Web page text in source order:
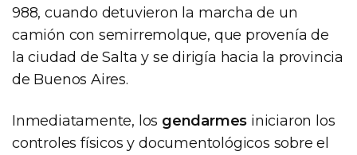
988, cuando detuvieron la marcha de un
camión con semirremolque, que provenía de
la ciudad de Salta y se dirigía hacia la provincia
de Buenos Aires.
Inmediatamente, los gendarmes iniciaron los
controles físicos y documentológicos sobre el